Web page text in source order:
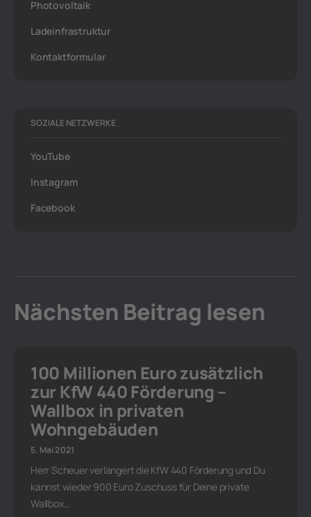
Photovoltaik
Ladeinfrastruktur
Kontaktformular
SOZIALE NETZWERKE
YouTube
Instagram
Facebook
Nächsten Beitrag lesen
100 Millionen Euro zusätzlich
zur KfW 440 Förderung –
Wallbox in privaten
Wohngebäuden
5. Mai 2021
Herr Scheuer verlängert die KfW 440 Förderung und Du
kannst wieder 900 Euro Zuschuss für Deine private
Wallbox…